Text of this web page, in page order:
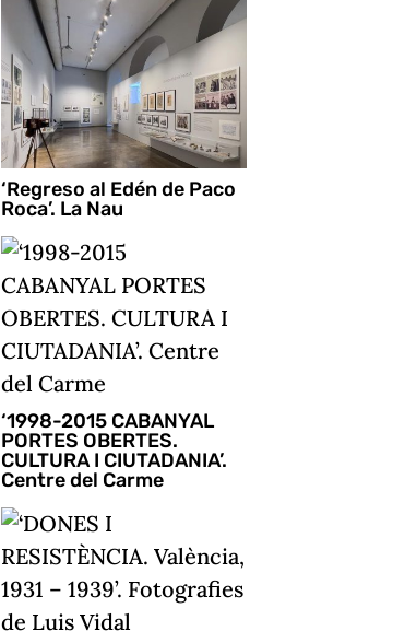
‘Regreso al Edén de Paco
Roca’. La Nau
‘1998-2015 CABANYAL
PORTES OBERTES.
CULTURA I CIUTADANIA’.
Centre del Carme